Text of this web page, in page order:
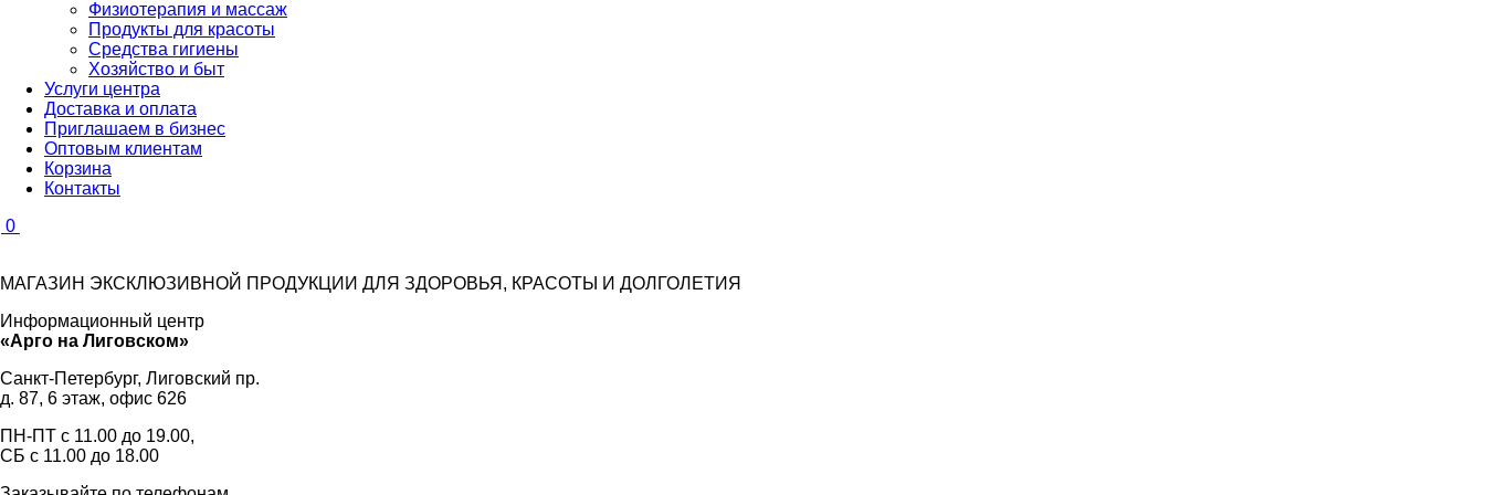
Физиотерапия и массаж
Продукты для красоты
Средства гигиены
Хозяйство и быт
Услуги центра
Доставка и оплата
Приглашаем в бизнес
Оптовым клиентам
Корзина
Контакты
0
МАГАЗИН ЭКСКЛЮЗИВНОЙ ПРОДУКЦИИ ДЛЯ ЗДОРОВЬЯ, КРАСОТЫ И ДОЛГОЛЕТИЯ
Информационный центр
«Арго на Лиговском»
Санкт-Петербург, Лиговский пр.
д. 87, 6 этаж, офис 626
ПН-ПТ с 11.00 до 19.00,
СБ с 11.00 до 18.00